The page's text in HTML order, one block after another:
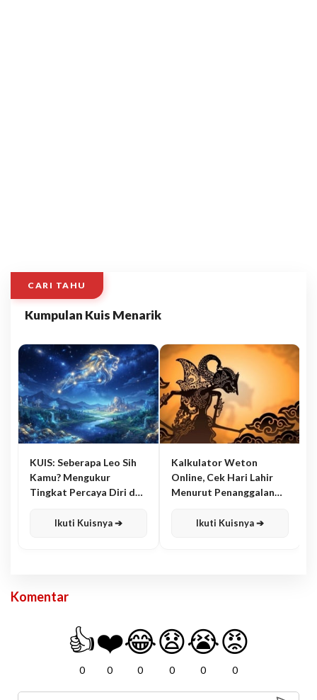
CARI TAHU
Kumpulan Kuis Menarik
KUIS: Seberapa Leo Sih
Kamu? Mengukur
Tingkat Percaya Diri dan
Ikuti Kuisnya ➔
Kalkulator Weton
Online, Cek Hari Lahir
Menurut Penanggalan
Ikuti Kuisnya ➔
Komentar
👍
0
❤️
0
😂
0
😧
0
😭
0
😡
0